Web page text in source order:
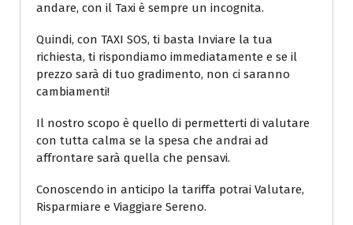
andare, con il Taxi è sempre un incognita.
Quindi, con TAXI SOS, ti basta Inviare la tua
richiesta, ti rispondiamo immediatamente e se il
prezzo sarà di tuo gradimento, non ci saranno
cambiamenti!
Il nostro scopo è quello di permetterti di valutare
con tutta calma se la spesa che andrai ad
affrontare sarà quella che pensavi.
Conoscendo in anticipo la tariffa potrai Valutare,
Risparmiare e Viaggiare Sereno.